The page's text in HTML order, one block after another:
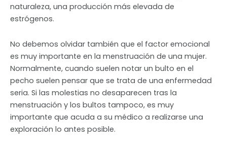
naturaleza, una producción más elevada de
estrógenos.
No debemos olvidar también que el factor emocional
es muy importante en la menstruación de una mujer.
Normalmente, cuando suelen notar un bulto en el
pecho suelen pensar que se trata de una enfermedad
seria. Si las molestias no desaparecen tras la
menstruación y los bultos tampoco, es muy
importante que acuda a su médico a realizarse una
exploración lo antes posible.